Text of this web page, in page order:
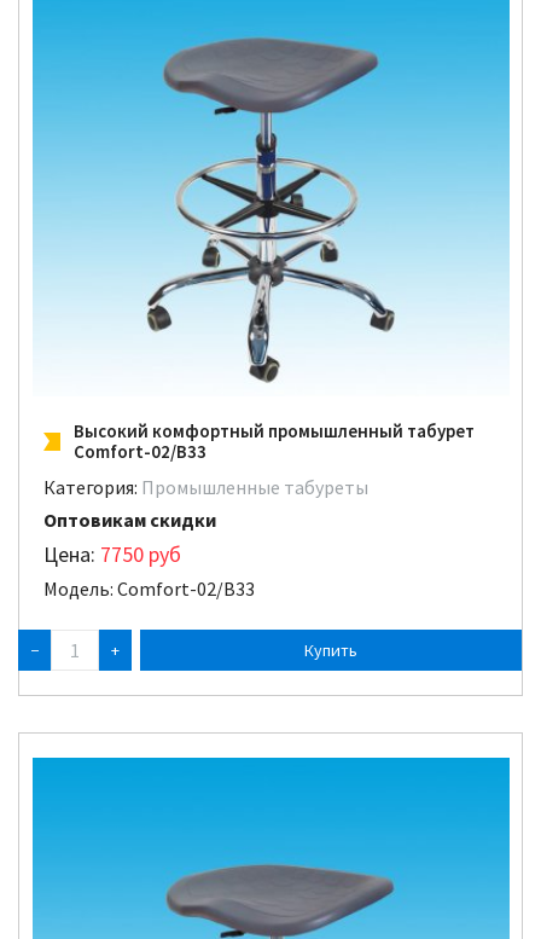
Высокий комфортный промышленный табурет
Comfort-02/B33
Категория: Промышленные табуреты
Оптовикам скидки
Цена: 7750 руб
Модель: Comfort-02/B33
− +